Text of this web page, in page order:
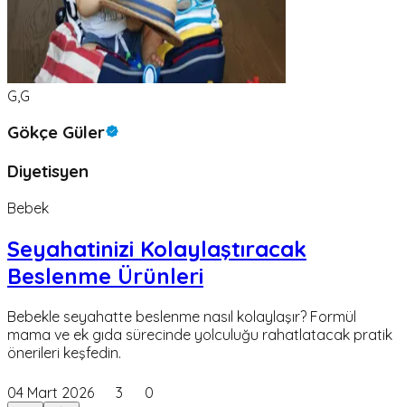
G,G
Gökçe Güler
Diyetisyen
Bebek
Seyahatinizi Kolaylaştıracak
Beslenme Ürünleri
Bebekle seyahatte beslenme nasıl kolaylaşır? Formül
mama ve ek gıda sürecinde yolculuğu rahatlatacak pratik
önerileri keşfedin.
04 Mart 2026 3 0